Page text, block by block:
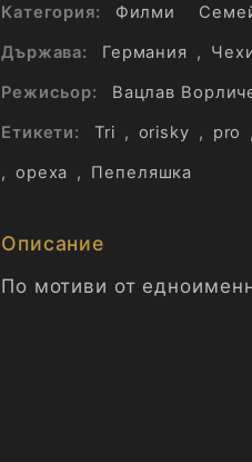
Категория: Филми
Държава:
Германия ,
Режисьор:
Вацлав
Етикети:
Tri , orisky , pro ,
, ореха , Пепеляшка
Описание
По мотиви от